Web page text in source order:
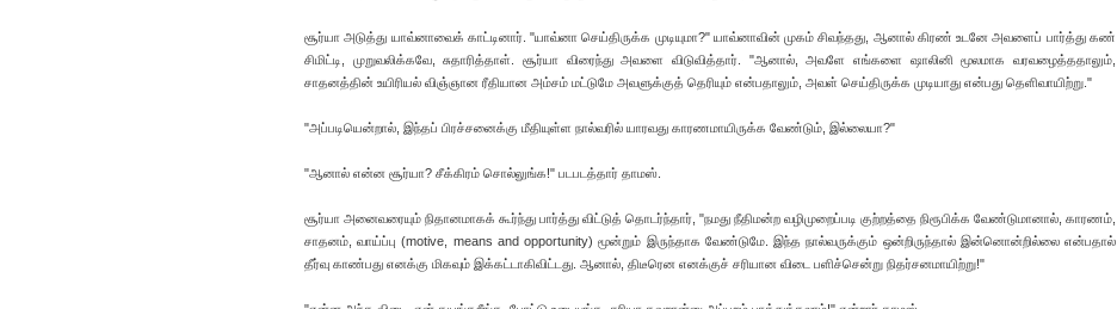
சூர்யா அடுத்து யாவ்னாவைக் காட்டினார். "யாவ்னா செய்திருக்க முடியுமா?" யாவ்னாவின் முகம் சிவந்தது, ஆனால் கிரண் உடனே அவளைப் பார்த்து கண்
சிமிட்டி, முறுவலிக்கவே, சுதாரித்தாள். சூர்யா விரைந்து அவளை விடுவித்தார். "ஆனால், அவளே எங்களை ஷாலினி மூலமாக வரவழைத்ததாலும்,
சாதனத்தின் உயிரியல் விஞ்ஞான ரீதியான அம்சம் மட்டுமே அவளுக்குத் தெரியும் என்பதாலும், அவள் செய்திருக்க முடியாது என்பது தெளிவாயிற்று."
"அப்படியென்றால், இந்தப் பிரச்சனைக்கு மீதியுள்ள நால்வரில் யாரவது காரணமாயிருக்க வேண்டும், இல்லையா?"
"ஆனால் என்ன சூர்யா? சீக்கிரம் சொல்லுங்க!" படபடத்தார் தாமஸ்.
சூர்யா அனைவரையும் நிதானமாகக் கூர்ந்து பார்த்து விட்டுத் தொடர்ந்தார், "நமது நீதிமன்ற வழிமுறைப்படி குற்றத்தை நிரூபிக்க வேண்டுமானால், காரணம்,
சாதனம், வாய்ப்பு (motive, means and opportunity) மூன்றும் இருந்தாக வேண்டுமே. இந்த நால்வருக்கும் ஒன்றிருந்தால் இன்னொன்றில்லை என்பதால்
தீர்வு காண்பது எனக்கு மிகவும் இக்கட்டாகிவிட்டது. ஆனால், திடீரென எனக்குச் சரியான விடை பளிச்சென்று நிதர்சனமாயிற்று!"